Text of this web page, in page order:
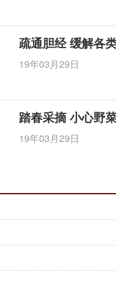
疏通胆经 缓解各
19年03月29日
踏春采摘 小心野
19年03月29日